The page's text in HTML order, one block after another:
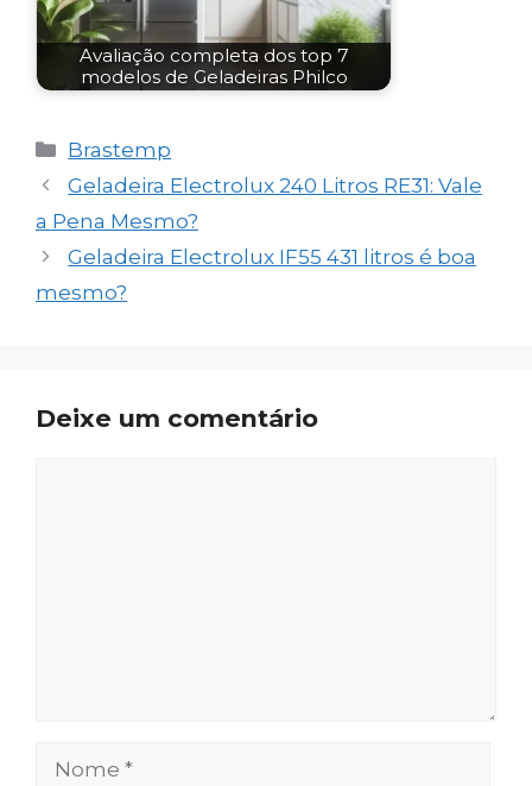
Avaliação completa dos top 7
modelos de Geladeiras Philco
Categorias
Brastemp
Geladeira Electrolux 240 Litros RE31: Vale
a Pena Mesmo?
Geladeira Electrolux IF55 431 litros é boa
mesmo?
Deixe um comentário